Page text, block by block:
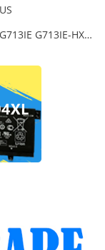
ADP-200JB-D voor Asus ROG Strix G17 G713IE G713IE-HX002W